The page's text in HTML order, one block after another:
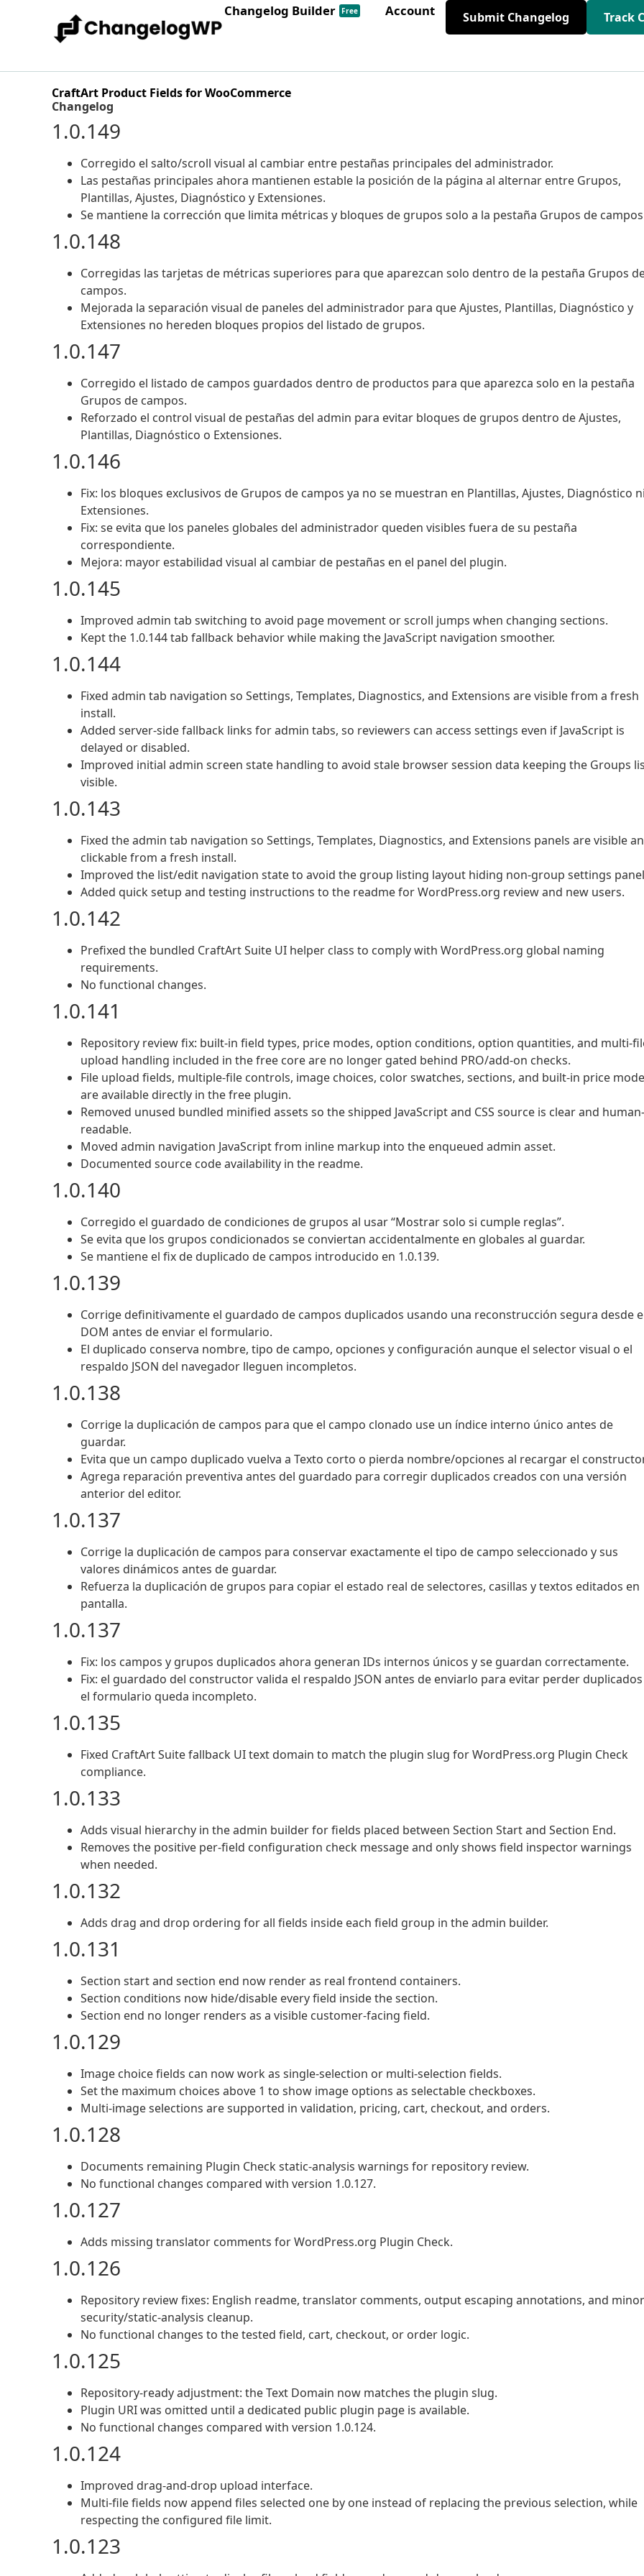
Changelog Builder Free Account Submit Changelog Track
CraftArt Product Fields for WooCommerce
Changelog
1.0.149
Corregido el salto/scroll visual al cambiar entre pestañas principales del administrador.
Las pestañas principales ahora mantienen estable la posición de la página al alternar entre Grupos,
Plantillas, Ajustes, Diagnóstico y Extensiones.
Se mantiene la corrección que limita métricas y bloques de grupos solo a la pestaña Grupos de
1.0.148
Corregidas las tarjetas de métricas superiores para que aparezcan solo dentro de la pestaña Grupos
campos.
Mejorada la separación visual de paneles del administrador para que Ajustes, Plantillas, Diagnóstico y
Extensiones no hereden bloques propios del listado de grupos.
1.0.147
Corregido el listado de campos guardados dentro de productos para que aparezca solo en la pestaña
Grupos de campos.
Reforzado el control visual de pestañas del admin para evitar bloques de grupos dentro de Ajustes,
Plantillas, Diagnóstico o Extensiones.
1.0.146
Fix: los bloques exclusivos de Grupos de campos ya no se muestran en Plantillas, Ajustes, Diagnóstico
Extensiones.
Fix: se evita que los paneles globales del administrador queden visibles fuera de su pestaña
correspondiente.
Mejora: mayor estabilidad visual al cambiar de pestañas en el panel del plugin.
1.0.145
Improved admin tab switching to avoid page movement or scroll jumps when changing sections.
Kept the 1.0.144 tab fallback behavior while making the JavaScript navigation smoother.
1.0.144
Fixed admin tab navigation so Settings, Templates, Diagnostics, and Extensions are visible from a fresh
install.
Added server-side fallback links for admin tabs, so reviewers can access settings even if JavaScript is
delayed or disabled.
Improved initial admin screen state handling to avoid stale browser session data keeping the Groups
visible.
1.0.143
Fixed the admin tab navigation so Settings, Templates, Diagnostics, and Extensions panels are visible
clickable from a fresh install.
Improved the list/edit navigation state to avoid the group listing layout hiding non-group settings
Added quick setup and testing instructions to the readme for WordPress.org review and new users.
1.0.142
Prefixed the bundled CraftArt Suite UI helper class to comply with WordPress.org global naming
requirements.
No functional changes.
1.0.141
Repository review fix: built-in field types, price modes, option conditions, option quantities, and multi-
upload handling included in the free core are no longer gated behind PRO/add-on checks.
File upload fields, multiple-file controls, image choices, color swatches, sections, and built-in price
are available directly in the free plugin.
Removed unused bundled minified assets so the shipped JavaScript and CSS source is clear and human-
readable.
Moved admin navigation JavaScript from inline markup into the enqueued admin asset.
Documented source code availability in the readme.
1.0.140
Corregido el guardado de condiciones de grupos al usar “Mostrar solo si cumple reglas”.
Se evita que los grupos condicionados se conviertan accidentalmente en globales al guardar.
Se mantiene el fix de duplicado de campos introducido en 1.0.139.
1.0.139
Corrige definitivamente el guardado de campos duplicados usando una reconstrucción segura desde
DOM antes de enviar el formulario.
El duplicado conserva nombre, tipo de campo, opciones y configuración aunque el selector visual o el
respaldo JSON del navegador lleguen incompletos.
1.0.138
Corrige la duplicación de campos para que el campo clonado use un índice interno único antes de
guardar.
Evita que un campo duplicado vuelva a Texto corto o pierda nombre/opciones al recargar el
Agrega reparación preventiva antes del guardado para corregir duplicados creados con una versión
anterior del editor.
1.0.137
Corrige la duplicación de campos para conservar exactamente el tipo de campo seleccionado y sus
valores dinámicos antes de guardar.
Refuerza la duplicación de grupos para copiar el estado real de selectores, casillas y textos editados en
pantalla.
1.0.137
Fix: los campos y grupos duplicados ahora generan IDs internos únicos y se guardan correctamente.
Fix: el guardado del constructor valida el respaldo JSON antes de enviarlo para evitar perder
el formulario queda incompleto.
1.0.135
Fixed CraftArt Suite fallback UI text domain to match the plugin slug for WordPress.org Plugin Check
compliance.
1.0.133
Adds visual hierarchy in the admin builder for fields placed between Section Start and Section End.
Removes the positive per-field configuration check message and only shows field inspector warnings
when needed.
1.0.132
Adds drag and drop ordering for all fields inside each field group in the admin builder.
1.0.131
Section start and section end now render as real frontend containers.
Section conditions now hide/disable every field inside the section.
Section end no longer renders as a visible customer-facing field.
1.0.129
Image choice fields can now work as single-selection or multi-selection fields.
Set the maximum choices above 1 to show image options as selectable checkboxes.
Multi-image selections are supported in validation, pricing, cart, checkout, and orders.
1.0.128
Documents remaining Plugin Check static-analysis warnings for repository review.
No functional changes compared with version 1.0.127.
1.0.127
Adds missing translator comments for WordPress.org Plugin Check.
1.0.126
Repository review fixes: English readme, translator comments, output escaping annotations, and minor
security/static-analysis cleanup.
No functional changes to the tested field, cart, checkout, or order logic.
1.0.125
Repository-ready adjustment: the Text Domain now matches the plugin slug.
Plugin URI was omitted until a dedicated public plugin page is available.
No functional changes compared with version 1.0.124.
1.0.124
Improved drag-and-drop upload interface.
Multi-file fields now append files selected one by one instead of replacing the previous selection, while
respecting the configured file limit.
1.0.123